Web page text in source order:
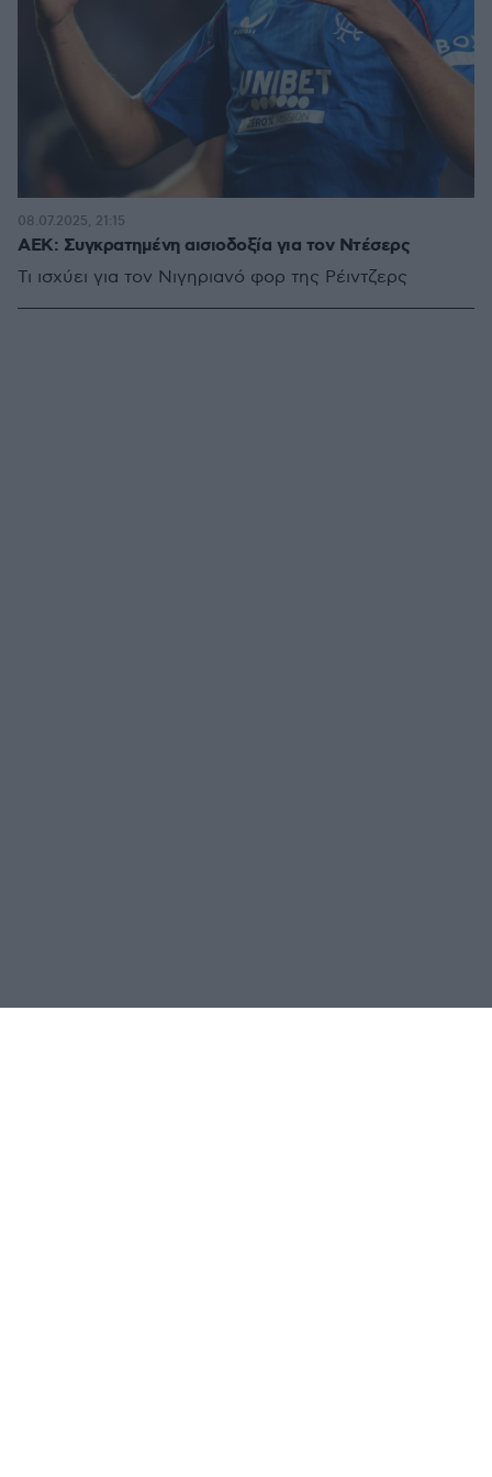
ΑΕΚ: Συγκρατημένη αισιοδοξία για τον Ντέσερς
Τι ισχύει για τον Νιγηριανό φορ της Ρέιντζερς
08.07.2025, 21:15